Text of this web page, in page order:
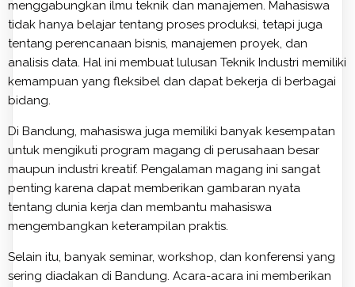
menggabungkan ilmu teknik dan manajemen. Mahasiswa
tidak hanya belajar tentang proses produksi, tetapi juga
tentang perencanaan bisnis, manajemen proyek, dan
analisis data. Hal ini membuat lulusan Teknik Industri memiliki
kemampuan yang fleksibel dan dapat bekerja di berbagai
bidang.
Di Bandung, mahasiswa juga memiliki banyak kesempatan
untuk mengikuti program magang di perusahaan besar
maupun industri kreatif. Pengalaman magang ini sangat
penting karena dapat memberikan gambaran nyata
tentang dunia kerja dan membantu mahasiswa
mengembangkan keterampilan praktis.
Selain itu, banyak seminar, workshop, dan konferensi yang
sering diadakan di Bandung. Acara-acara ini memberikan